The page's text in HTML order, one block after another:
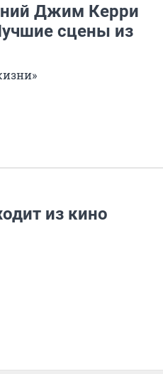
Джим Керри
сцены из
из кино